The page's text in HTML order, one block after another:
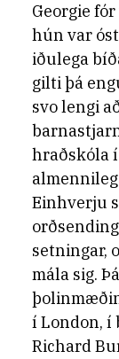
Georgie
hún var
iðulega
gilti þá
svo lengi
hraðskóla
Einhverju
setningar,
mála sig.
í London, í
Richard